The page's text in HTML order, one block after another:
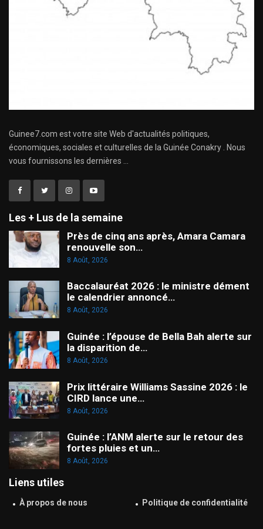
Guinee7.com est votre site Web d'actualités politiques,
économiques, sociales et culturelles de la Guinée Conakry . Nous
vous fournissons les dernières ...
Les + Lus de la semaine
Près de cinq ans après, Amara Camara
renouvelle son…
8 Août, 2026
Baccalauréat 2026 : le ministre dément
le calendrier annoncé…
8 Août, 2026
Guinée : l’épouse de Bella Bah alerte sur
la disparition de…
8 Août, 2026
Prix littéraire Williams Sassine 2026 : le
CIRD lance une…
8 Août, 2026
Guinée : l’ANM alerte sur le retour des
fortes pluies et un…
8 Août, 2026
Liens utiles
À propos de nous Politique de confidentialité